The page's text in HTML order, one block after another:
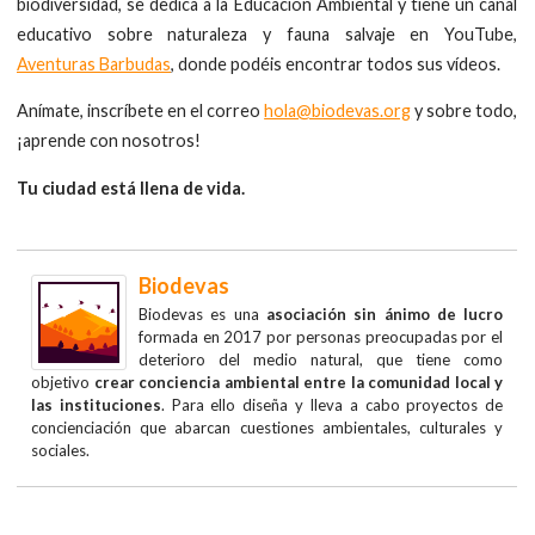
biodiversidad, se dedica a la Educación Ambiental y tiene un canal
educativo sobre naturaleza y fauna salvaje en YouTube,
Aventuras Barbudas, donde podéis encontrar todos sus vídeos.
Anímate, inscríbete en el correohola@biodevas.orgy sobre todo,
¡aprende con nosotros!
Tu ciudad está llena de vida.
Biodevas
Biodevas es una asociación sin ánimo de lucro
formada en 2017 por personas preocupadas por el
deterioro del medio natural, que tiene como
objetivo crear conciencia ambiental entre la comunidad local y
las instituciones. Para ello diseña y lleva a cabo proyectos de
concienciación que abarcan cuestiones ambientales, culturales y
sociales.